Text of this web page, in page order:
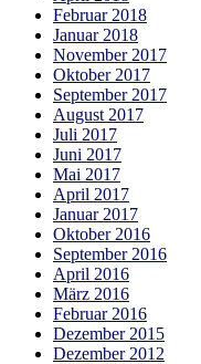
Februar 2018
Januar 2018
November 2017
Oktober 2017
September 2017
August 2017
Juli 2017
Juni 2017
Mai 2017
April 2017
Januar 2017
Oktober 2016
September 2016
April 2016
März 2016
Februar 2016
Dezember 2015
Dezember 2012